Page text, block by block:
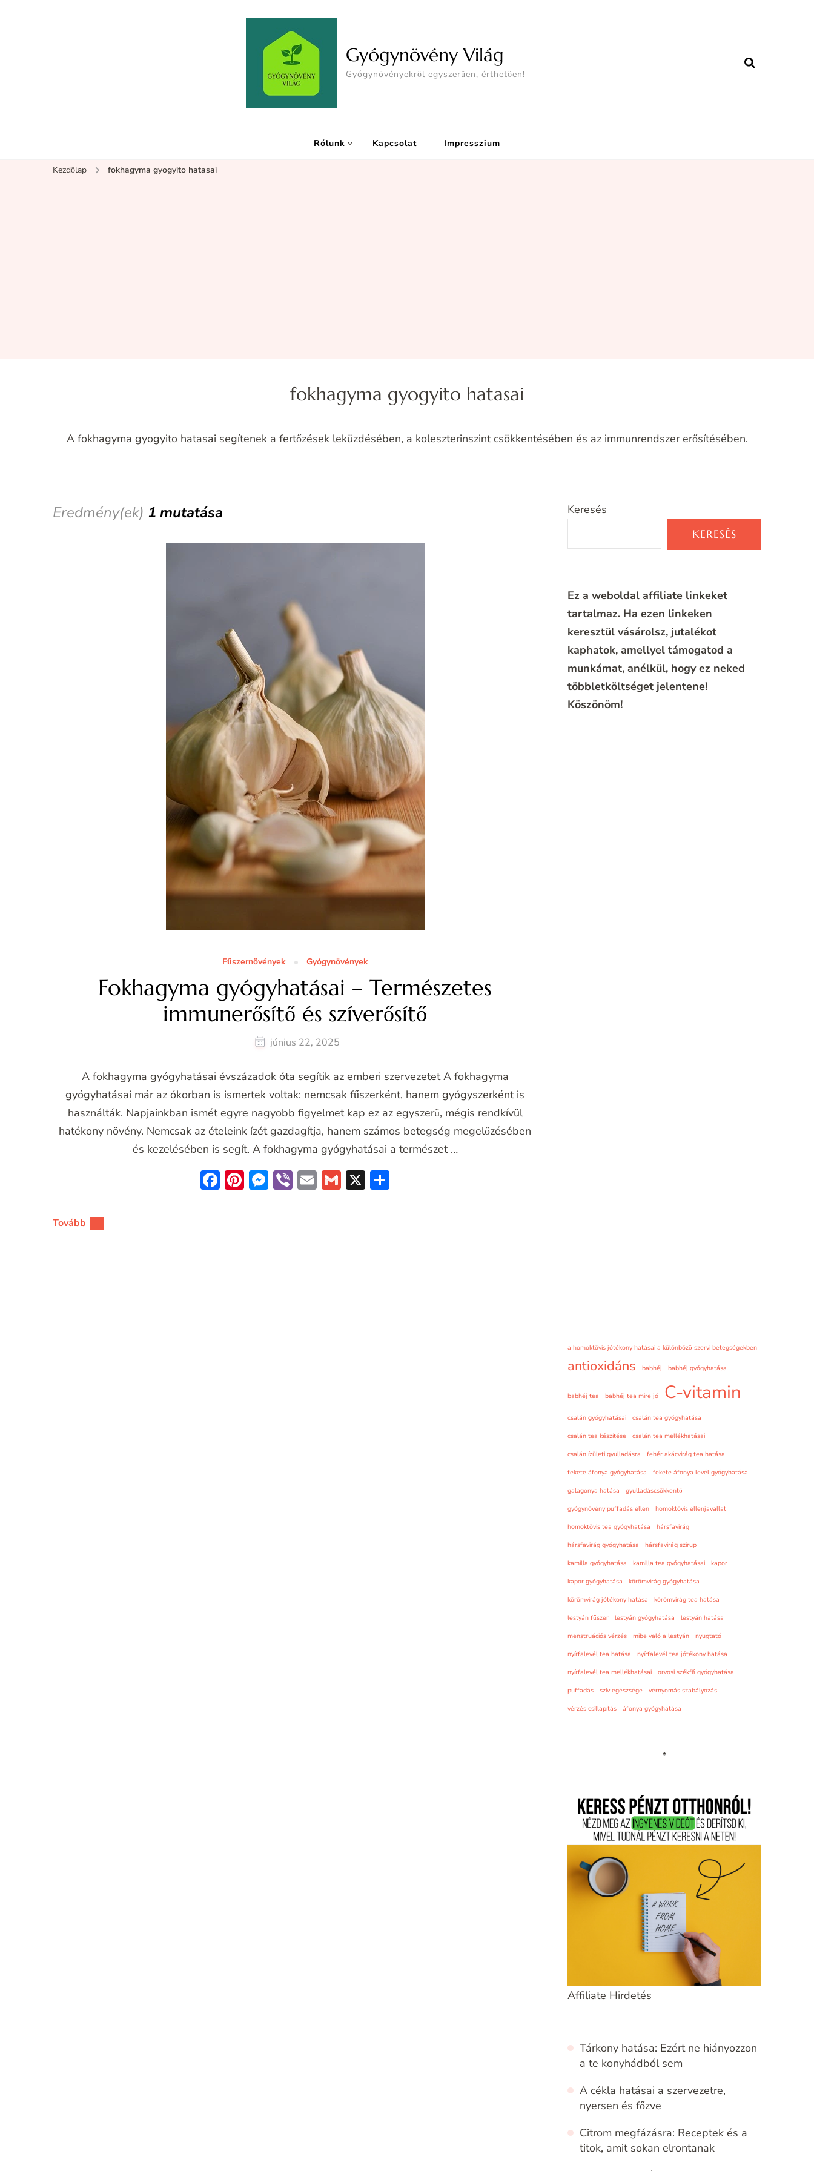
Gyógynövény Világ
Gyógynövényekről egyszerűen, érthetően!
Rólunk Kapcsolat Impresszium
Kezdőlap fokhagyma gyogyito hatasai
fokhagyma gyogyito hatasai
A fokhagyma gyogyito hatasai segítenek a fertőzések leküzdésében, a koleszterinszint csökkentésében és az immunrendszer erősítésében.
Eredmény(ek) 1 mutatása
Fűszernövények Gyógynövények
Fokhagyma gyógyhatásai – Természetes
immunerősítő és szíverősítő
június 22, 2025
A fokhagyma gyógyhatásai évszázadok óta segítik az emberi szervezetet A fokhagyma
gyógyhatásai már az ókorban is ismertek voltak: nemcsak fűszerként, hanem gyógyszerként is
használták. Napjainkban ismét egyre nagyobb figyelmet kap ez az egyszerű, mégis rendkívül
hatékony növény. Nemcsak az ételeink ízét gazdagítja, hanem számos betegség megelőzésében
és kezelésében is segít. A fokhagyma gyógyhatásai a természet …
Facebook
Pinterest
Messenger
ViberEmailGmail
X
Tovább
Keresés
KERESÉS
Ez a weboldal affiliate linkeket
tartalmaz. Ha ezen linkeken
keresztül vásárolsz, jutalékot
kaphatok, amellyel támogatod a
munkámat, anélkül, hogy ez neked
többletköltséget jelentene!
Köszönöm!
a homoktövis jótékony hatásai a különböző szervi betegségekben
antioxidáns babhéj babhéj gyógyhatása
babhéj tea babhéj tea mire jó C-vitamin
csalán gyógyhatásai
csalán tea gyógyhatása
csalán tea készítése
csalán tea mellékhatásai
csalán ízületi gyulladásra
fehér akácvirág tea hatása
fekete áfonya gyógyhatása
fekete áfonya levél gyógyhatása
galagonya hatása
gyulladáscsökkentő
gyógynövény puffadás ellen
homoktövis ellenjavallat
homoktövis tea gyógyhatása
hársfavirág
hársfavirág gyógyhatása
hársfavirág szirup
kamilla gyógyhatása
kamilla tea gyógyhatásai
kapor
kapor gyógyhatása
körömvirág gyógyhatása
körömvirág jótékony hatása
körömvirág tea hatása
lestyán fűszer
lestyán gyógyhatása
lestyán hatása
menstruációs vérzés
mibe való a lestyán
nyugtató
nyírfalevél tea hatása
nyírfalevél tea jótékony hatása
nyírfalevél tea mellékhatásai
orvosi székfű gyógyhatása
puffadás
szív egészsége
vérnyomás szabályozás
vérzés csillapítás
áfonya gyógyhatása
Affiliate Hirdetés
Tárkony hatása: Ezért ne hiányozzon
a te konyhádból sem
A cékla hatásai a szervezetre,
nyersen és főzve
Citrom megfázásra: Receptek és a
titok, amit sokan elrontanak